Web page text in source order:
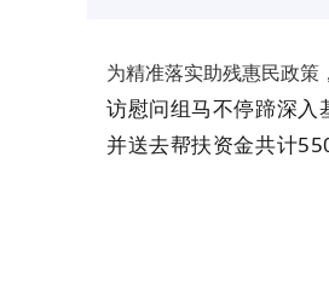
为精准落实助残惠民政策
访慰问组马不停蹄深入
并送去帮扶资金共计